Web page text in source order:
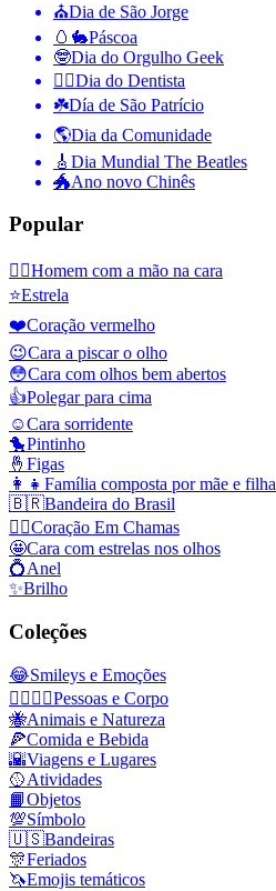
⛪️Dia de São Jorge
🥚🐇Páscoa
🤓Dia do Orgulho Geek
👨‍⚕️Dia do Dentista
☘️Día de São Patrício
🌎Dia da Comunidade
🎸 Dia Mundial The Beatles
🐲Ano novo Chinês
Popular
🤦‍♂️Homem com a mão na cara
⭐Estrela
❤️Coração vermelho
😉Cara a piscar o olho
😳Cara com olhos bem abertos
👍Polegar para cima
☺️Cara sorridente
🐤Pintinho
🤞 Figas
👩‍👧 Família composta por mãe e filha
🇧🇷Bandeira do Brasil
❤️‍🔥Coração Em Chamas
🤩Cara com estrelas nos olhos
💍Anel
✨Brilho
Coleções
😂Smileys e Emoções
👩‍❤️‍💋‍👨Pessoas e Corpo
🐝Animais e Natureza
🍕Comida e Bebida
🌇Viagens e Lugares
🥎Atividades
📙Objetos
💯Símbolo
🇺🇸Bandeiras
🎊Feriados
🦄Emojis temáticos